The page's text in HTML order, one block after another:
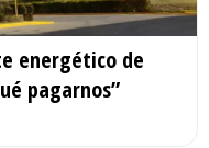
energético de
pagarnos”